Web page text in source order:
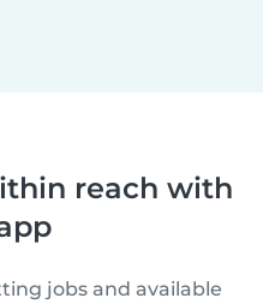
reach with
jobs and available